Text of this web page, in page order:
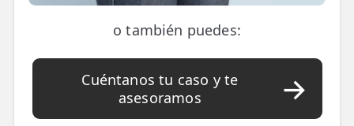
o también puedes:
Cuéntanos tu caso y te
asesoramos